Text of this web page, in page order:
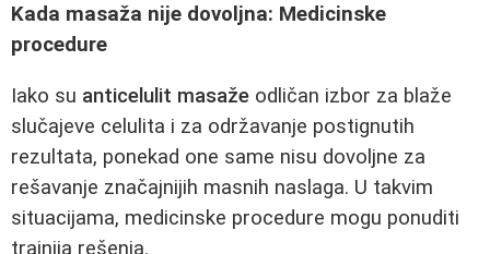
Kada masaža nije dovoljna: Medicinske
procedure
Iako su anticelulit masaže odličan izbor za blaže
slučajeve celulita i za održavanje postignutih
rezultata, ponekad one same nisu dovoljne za
rešavanje značajnijih masnih naslaga. U takvim
situacijama, medicinske procedure mogu ponuditi
trajnija rešenja.